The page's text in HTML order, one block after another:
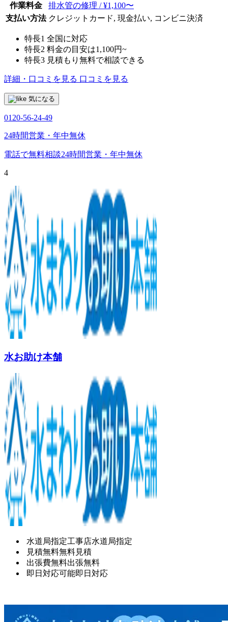
作業料金
排水管の修理 / ¥1,100〜
支払い方法 クレジットカード, 現金払い, コンビニ決済
特長1 全国に対応
特長2 料金の目安は1,100円~
特長3 見積もり無料で相談できる
詳細・口コミを見る 口コミを見る
気になる
0120-56-24-49
24時間営業・年中無休
電話で無料相談24時間営業・年中無休
4
水お助け本舗
水道局指定工事店水道局指定
見積無料無料見積
出張費無料出張無料
即日対応可能即日対応